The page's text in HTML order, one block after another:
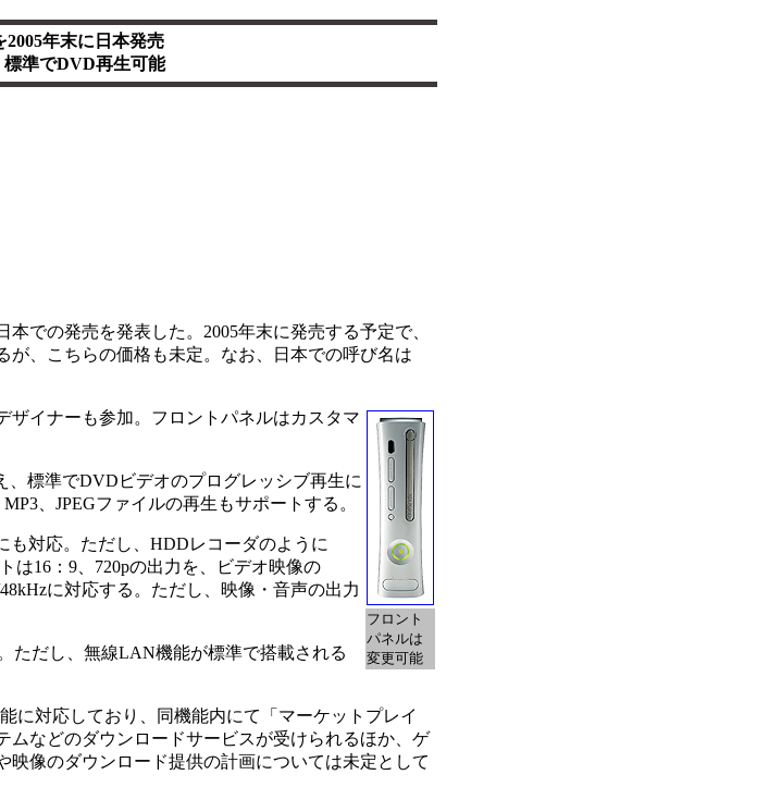
2005年末に日本発売
標準でDVD再生可能
での発売を発表した。2005年末に発売する予定で、
、こちらの価格も未定。なお、日本での呼び名は
フロント
パネルは
変更可能
イナーも参加。フロントパネルはカスタマ
標準でDVDビデオのプログレッシブ再生に
、JPEGファイルの再生もサポートする。
対応。ただし、HDDレコーダのように
は16：9、720pの出力を、ビデオ映像の
に対応する。ただし、映像・音声の出力
ただし、無線LAN機能が標準で搭載される
対応しており、同機能内にて「マーケットプレイ
などのダウンロードサービスが受けられるほか、ゲ
像のダウンロード提供の計画については未定として